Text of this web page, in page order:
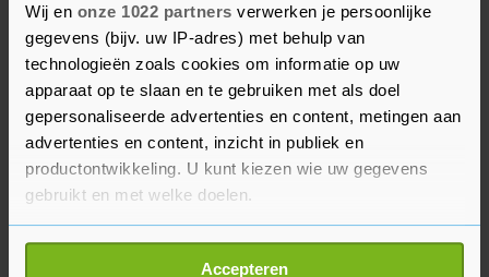
Wij en onze 1022 partners verwerken je persoonlijke
gegevens (bijv. uw IP-adres) met behulp van
technologieën zoals cookies om informatie op uw
apparaat op te slaan en te gebruiken met als doel
gepersonaliseerde advertenties en content, metingen aan
advertenties en content, inzicht in publiek en
productontwikkeling. U kunt kiezen wie uw gegevens
gebruikt en met welke doelen.
Als u het toestaat, willen we ook graag:
Accepteren